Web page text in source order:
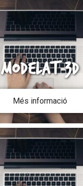
Modelat 3D
Més informació